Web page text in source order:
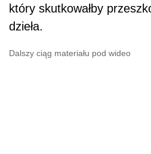
który skutkowałby
dzieła.
Dalszy ciąg materiału pod wideo